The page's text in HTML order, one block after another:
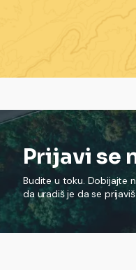
Prijavi se
Budite u toku. Dobijajte
da uradiš je da se